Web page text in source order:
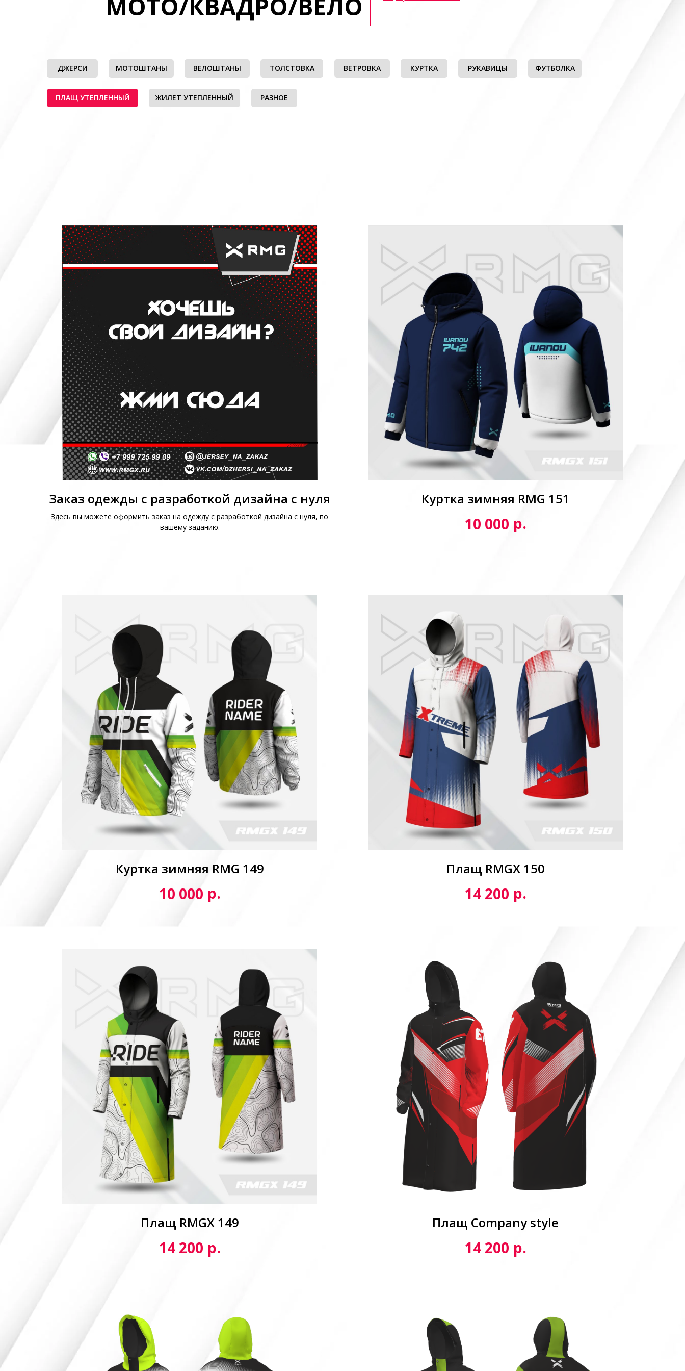
ДЖЕРСИ МОТОШТАНЫ ВЕЛОШТАНЫ ТОЛСТОВКА ВЕТРОВКА КУРТКА РУКАВИЦЫ ФУТБОЛКА
ПЛАЩ УТЕПЛЕННЫЙ ЖИЛЕТ УТЕПЛЕННЫЙ РАЗНОЕ
Заказ одежды с разработкой дизайна с нуля
Здесь вы можете оформить заказ на одежду с разработкой дизайна с нуля, по
вашему заданию.
Куртка зимняя RMG 151
10 000 р.
Куртка зимняя RMG 149
10 000 р.
Плащ RMGX 150
14 200 р.
Плащ RMGX 149
14 200 р.
Плащ Сompany style
14 200 р.